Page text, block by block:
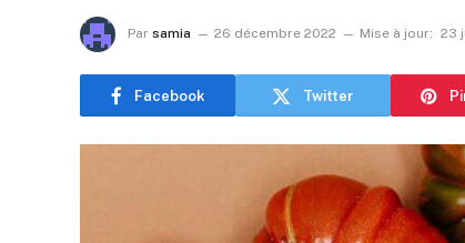
Par samia 26 décembre 2022 Mise à jour: 23
Facebook Twitter